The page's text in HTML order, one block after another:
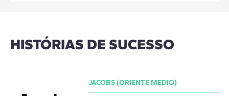
HISTÓRIAS DE SUCESSO
JACOBS (ORIENTE MEDIO)